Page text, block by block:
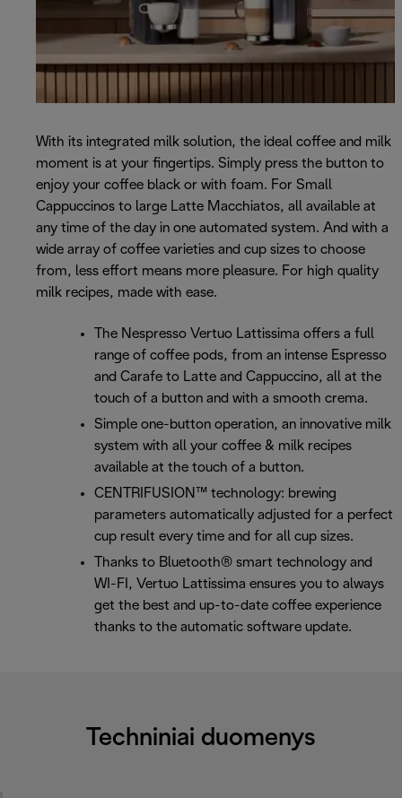
With its integrated milk solution, the ideal coffee and milk
moment is at your fingertips. Simply press the button to
enjoy your coffee black or with foam. For Small
Cappuccinos to large Latte Macchiatos, all available at
any time of the day in one automated system. And with a
wide array of coffee varieties and cup sizes to choose
from, less effort means more pleasure. For high quality
milk recipes, made with ease.
The Nespresso Vertuo Lattissima offers a full
range of coffee pods, from an intense Espresso
and Carafe to Latte and Cappuccino, all at the
touch of a button and with a smooth crema.
Simple one-button operation, an innovative milk
system with all your coffee & milk recipes
available at the touch of a button.
CENTRIFUSION™ technology: brewing
parameters automatically adjusted for a perfect
cup result every time and for all cup sizes.
Thanks to Bluetooth® smart technology and
WI-FI, Vertuo Lattissima ensures you to always
get the best and up-to-date coffee experience
thanks to the automatic software update.
Techniniai duomenys